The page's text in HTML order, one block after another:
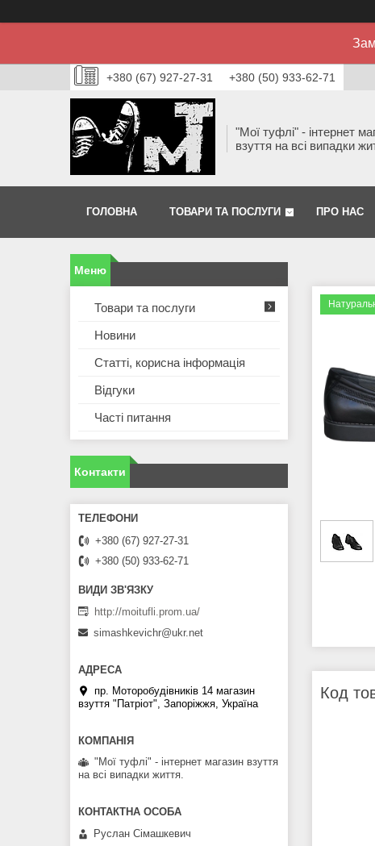
+380 (67) 927-27-31 +380 (50) 933-62-71
"Мої туфлі" - інтернет
взуття на всі випадки
ГОЛОВНА ТОВАРИ ТА ПОСЛУГИ ПРО НАС
Код
Товари та послуги
Новини
Статті, корисна інформація
Відгуки
Часті питання
Контакти
+380 (67) 927-27-31
+380 (50) 933-62-71
http://moitufli.prom.ua/
simashkevichr@ukr.net
пр. Моторобудівників 14 магазин
взуття "Патріот", Запоріжжя, Україна
"Мої туфлі" - інтернет магазин взуття
на всі випадки життя.
Руслан Сімашкевич